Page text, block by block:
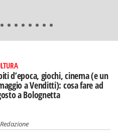
d’epoca, giochi, cinema (e un
a Venditti): cosa fare ad
a Bolognetta
Redazione